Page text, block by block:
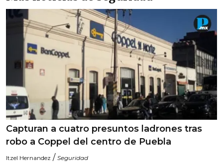
Capturan a cuatro presuntos ladrones tras
robo a Coppel del centro de Puebla
Itzel Hernandez / Seguridad